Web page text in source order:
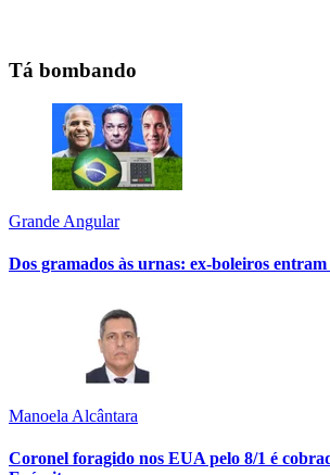
Tá bombando
Grande Angular
Dos gramados às urnas: ex-boleiros
Manoela Alcântara
Coronel foragido nos EUA pelo 8/1 é